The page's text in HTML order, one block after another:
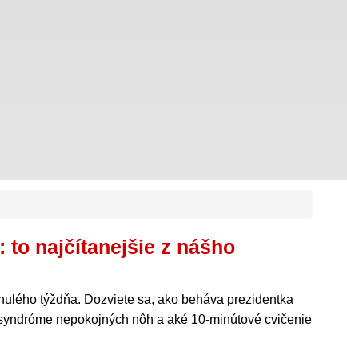
to najčítanejšie z nášho
týždňa. Dozviete sa, ako beháva prezidentka
nepokojných nôh a aké 10-minútové cvičenie